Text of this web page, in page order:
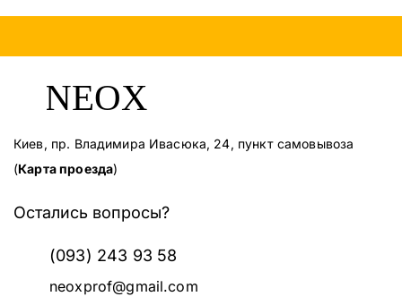
Киев, пр. Владимира Ивасюка, 24, пункт самовывоза
(Карта проезда)
Остались вопросы?
(093) 243 93 58
neoxprof@gmail.com